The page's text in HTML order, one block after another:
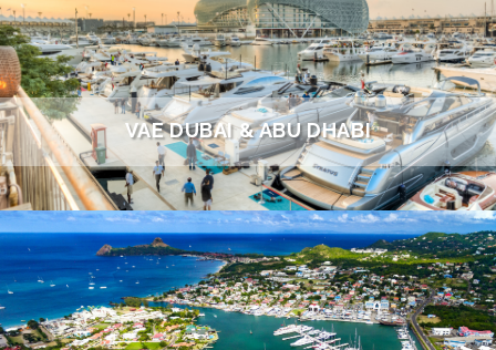
VAE DUBAI & ABU DHABI